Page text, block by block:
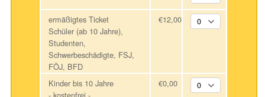
ermäßigtes Ticket
Schüler (ab 10 Jahre),
Studenten,
Schwerbeschädigte, FSJ,
FÖJ, BFD
€12,00
Kinder bis 10 Jahre
- kostenfrei -
€0,00